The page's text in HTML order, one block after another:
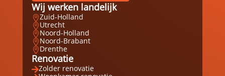
Wij werken landelijk
Zuid-Holland
Utrecht
Noord-Holland
Noord-Brabant
Drenthe
Renovatie
Zolder renovatie